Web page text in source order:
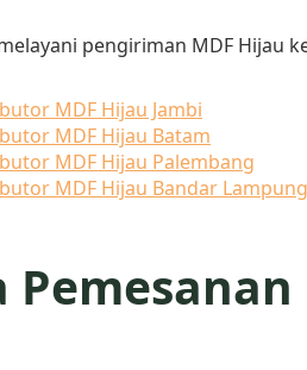
pengiriman MDF Hijau
MDF Hijau Jambi
MDF Hijau Batam
MDF Hijau Palembang
MDF Hijau Bandar Lampung
Pemesanan